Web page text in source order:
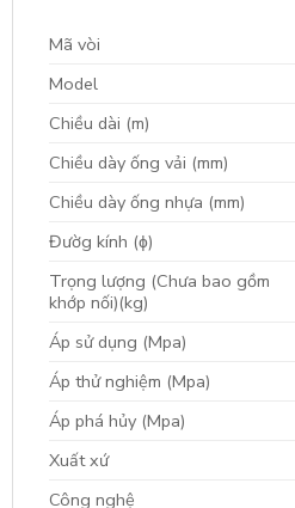
Mã vòi
Model
Chiều dài (m)
Chiều dày ống vải (mm)
Chiều dày ống nhựa (mm)
Đườg kính (ɸ)
Trọng lượng (Chưa bao gồm
khớp nối)(kg)
Áp sử dụng (Mpa)
Áp thử nghiệm (Mpa)
Áp phá hủy (Mpa)
Xuất xứ
Công nghệ